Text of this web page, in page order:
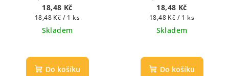
18,48 Kč
Měrná
cena:
18,48 Kč / 1 ks
Skladem
hodnocení
produktu
Do košíku
18,48 Kč
Měrná
cena:
18,48 Kč / 1 ks
Skladem
Do košíku